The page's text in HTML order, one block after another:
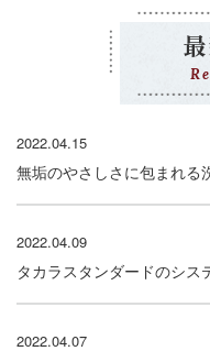
2022.04.15
無垢のやさしさに包まれ
2022.04.09
タカラスタンダードのシス
2022.04.07